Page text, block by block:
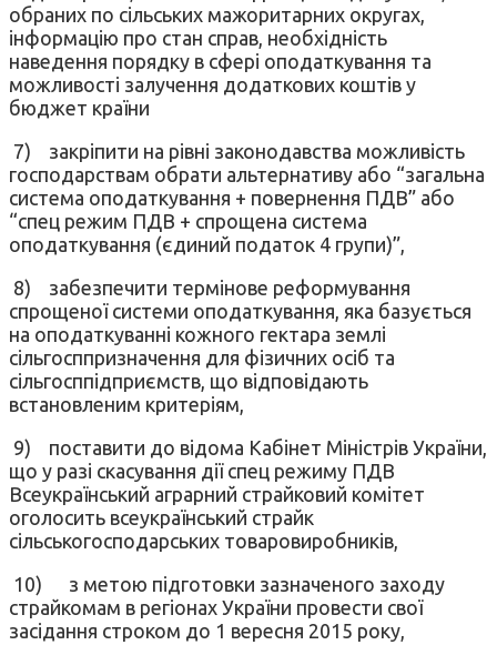
обраних по сільських мажоритарних округах,
інформацію про стан справ, необхідність
наведення порядку в сфері оподаткування та
можливості залучення додаткових коштів у
бюджет країни
7) закріпити на рівні законодавства можливість
господарствам обрати альтернативу або “загальна
система оподаткування + повернення ПДВ” або
“спец режим ПДВ + спрощена система
оподаткування (єдиний податок 4 групи)”,
8) забезпечити термінове реформування
спрощеної системи оподаткування, яка базується
на оподаткуванні кожного гектара землі
сільгосппризначення для фізичних осіб та
сільгосппідприємств, що відповідають
встановленим критеріям,
9) поставити до відома Кабінет Міністрів України,
що у разі скасування дії спец режиму ПДВ
Всеукраїнський аграрний страйковий комітет
оголосить всеукраїнський страйк
сільськогосподарських товаровиробників,
10) з метою підготовки зазначеного заходу
страйкомам в регіонах України провести свої
засідання строком до 1 вересня 2015 року,